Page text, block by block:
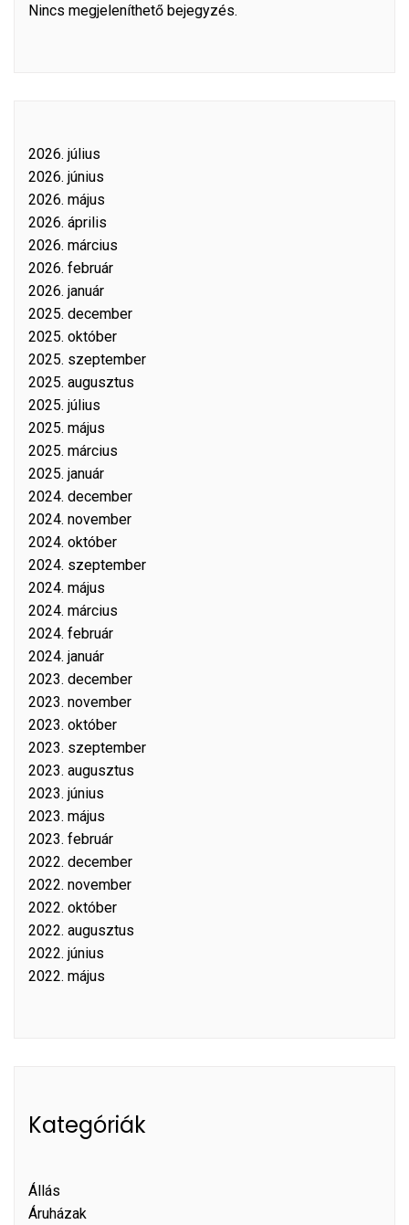
Nincs megjeleníthető bejegyzés.
2026. július
2026. június
2026. május
2026. április
2026. március
2026. február
2026. január
2025. december
2025. október
2025. szeptember
2025. augusztus
2025. július
2025. május
2025. március
2025. január
2024. december
2024. november
2024. október
2024. szeptember
2024. május
2024. március
2024. február
2024. január
2023. december
2023. november
2023. október
2023. szeptember
2023. augusztus
2023. június
2023. május
2023. február
2022. december
2022. november
2022. október
2022. augusztus
2022. június
2022. május
Kategóriák
Állás
Áruházak